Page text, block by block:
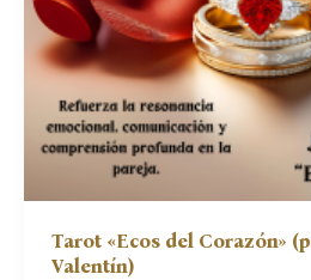
Tarot «Ecos del Corazón»
Valentín)